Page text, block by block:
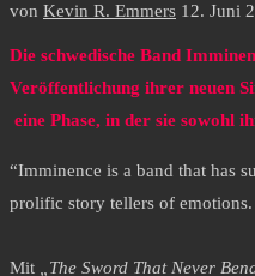
von Kevin R. Emmers 12. Juni
Die schwedische Band
Veröffentlichung ihrer neuen
eine Phase, in der sie sowohl
“Imminence is a band that has
prolific story tellers of emotions.
Mit „The Sword That Never